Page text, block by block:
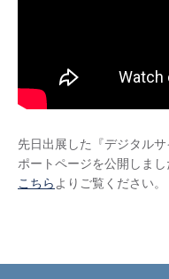
先日出展した『デジタル
ポートページを公開しまし
こちらよりご覧ください。